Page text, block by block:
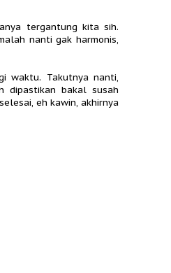
tergantung kita sih.
nanti gak harmonis,
waktu. Takutnya nanti,
dipastikan bakal susah
eh kawin, akhirnya